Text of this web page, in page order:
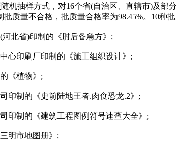
机抽样方式，对16个省(自治区、直辖市)及
质量不合格，批质量合格率为98.45%。10种
北省)印制的《肘后备急方》;
心印刷厂印制的《施工组织设计》;
《植物》;
印制的《史前陆地王者.肉食恐龙.2》;
印制的《建筑工程图例符号速查大全》;
明市地图册》;